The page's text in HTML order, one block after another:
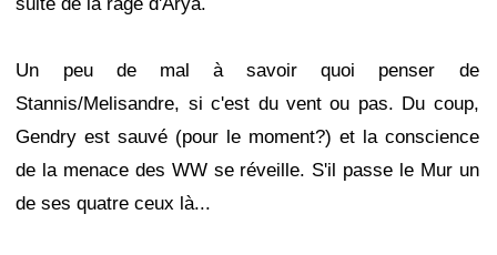
Un peu de mal à savoir quoi penser de
Stannis/Melisandre, si c'est du vent ou pas. Du coup,
Gendry est sauvé (pour le moment?) et la conscience
de la menace des WW se réveille. S'il passe le Mur un
de ses quatre ceux là...